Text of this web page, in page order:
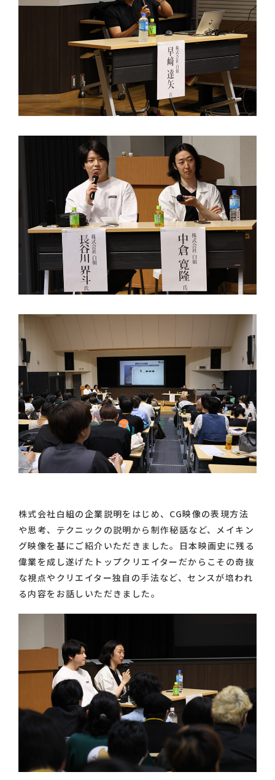
株式会社白組の企業説明をはじめ、CG映像の表現方法
や思考、テクニックの説明から制作秘話など、メイキン
グ映像を基にご紹介いただきました。日本映画史に残る
偉業を成し遂げたトップクリエイターだからこその奇抜
な視点やクリエイター独自の手法など、センスが培われ
る内容をお話しいただきました。